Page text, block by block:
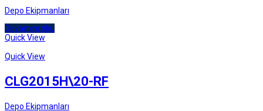
Depo Ekipmanları
Devamını oku
Quick View
Quick View
CLG2015H\20-RF
Depo Ekipmanları